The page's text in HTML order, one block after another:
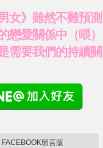
女》雖然不難預測
戀愛關係中（喂）
需要我們的持續關
FACEBOOK留言版